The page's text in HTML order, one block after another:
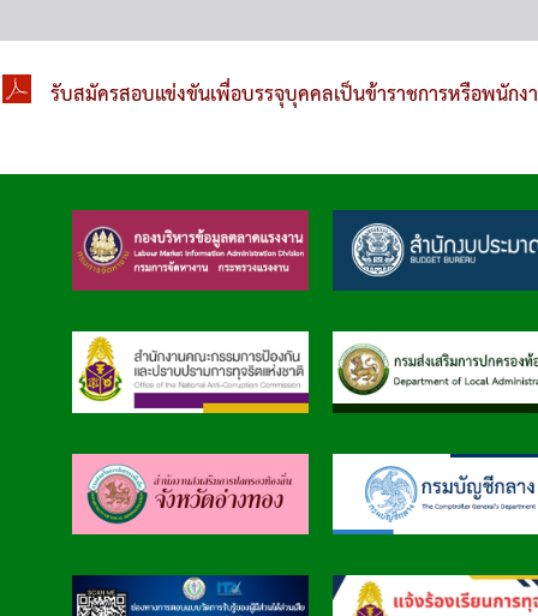
รับสมัครสอบแข่งขันเพื่อบรรจุบุคคลเป็นข้าราชการหรือพนั